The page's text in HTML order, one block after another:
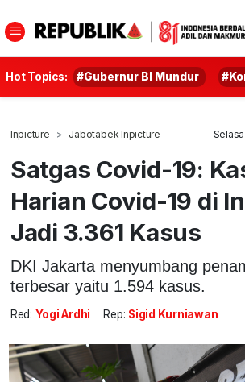
Hot Topics: #Gubernur BI Mundur
Inpicture Jabotabek Inpicture
Satgas Covid-19:
Harian Covid-19 di
Jadi 3.361 Kasus
DKI Jakarta menyumbang
terbesar yaitu 1.594 kasus.
Red: Yogi Ardhi Rep: Sigid Kurniawan